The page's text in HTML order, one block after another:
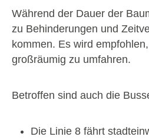
Während der Dauer der
zu Behinderungen und
kommen. Es wird
großräumig zu umfahren.
Betroffen sind auch die
Die Linie 8 fährt